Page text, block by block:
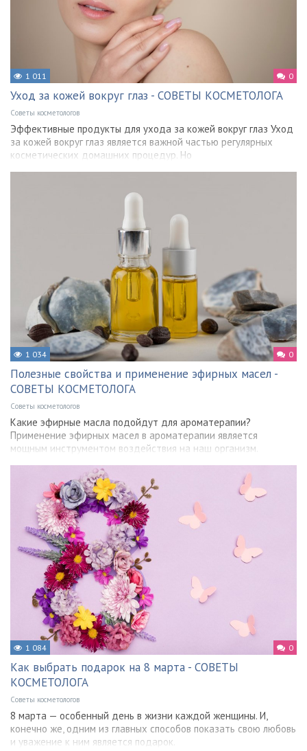
1 011 0
Уход за кожей вокруг глаз - СОВЕТЫ КОСМЕТОЛОГА
Советы косметологов
Эффективные продукты для ухода за кожей вокруг глаз Уход
за кожей вокруг глаз является важной частью регулярных
косметических домашних процедур. Но
1 034 0
Полезные свойства и применение эфирных масел -
СОВЕТЫ КОСМЕТОЛОГА
Советы косметологов
Какие эфирные масла подойдут для ароматерапии?
Применение эфирных масел в ароматерапии является
мощным инструментом воздействия на наш организм.
1 084 0
Как выбрать подарок на 8 марта - СОВЕТЫ
КОСМЕТОЛОГА
Советы косметологов
8 марта — особенный день в жизни каждой женщины. И,
конечно же, одним из главных способов показать свою любовь
и уважение к ним является подарок.